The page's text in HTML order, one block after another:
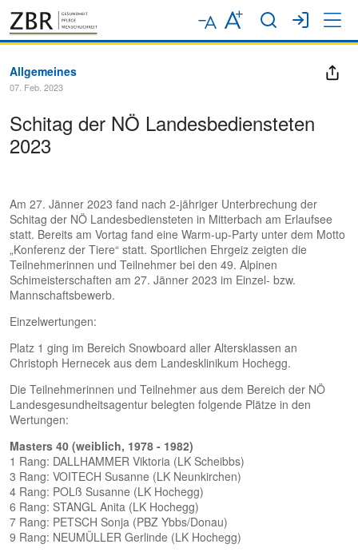
Allgemeines
07. Feb. 2023
Schitag der NÖ Landesbediensteten
2023
Am 27. Jänner 2023 fand nach 2-jähriger Unterbrechung der
Schitag der NÖ Landesbediensteten in Mitterbach am Erlaufsee
statt. Bereits am Vortag fand eine Warm-up-Party unter dem Motto
„Konferenz der Tiere“ statt. Sportlichen Ehrgeiz zeigten die
Teilnehmerinnen und Teilnehmer bei den 49. Alpinen
Schimeisterschaften am 27. Jänner 2023 im Einzel- bzw.
Mannschaftsbewerb.
Einzelwertungen:
Platz 1 ging im Bereich Snowboard aller Altersklassen an
Christoph Hernecek aus dem Landesklinikum Hochegg.
Die Teilnehmerinnen und Teilnehmer aus dem Bereich der NÖ
Landesgesundheitsagentur belegten folgende Plätze in den
Wertungen:
Masters 40 (weiblich, 1978 - 1982)
1 Rang: DALLHAMMER Viktoria (LK Scheibbs)
3 Rang: VOITECH Susanne (LK Neunkirchen)
4 Rang: POLß Susanne (LK Hochegg)
6 Rang: STANGL Anita (LK Hochegg)
7 Rang: PETSCH Sonja (PBZ Ybbs/Donau)
9 Rang: NEUMÜLLER Gerlinde (LK Hochegg)